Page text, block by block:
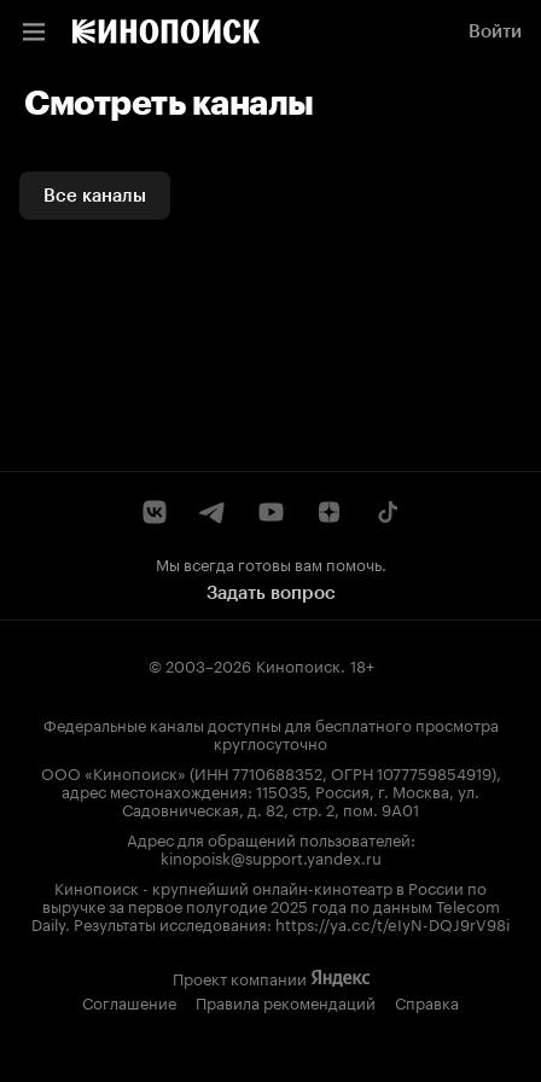
Войти
Смотреть каналы
Все каналы
Мы всегда готовы вам помочь.
Задать вопрос
© 2003–2026 Кинопоиск. 18+
Федеральные каналы доступны для бесплатного просмотра
круглосуточно
ООО «Кинопоиск» (ИНН 7710688352, ОГРН 1077759854919),
адрес местонахождения: 115035, Россия, г. Москва, ул.
Садовническая, д. 82, стр. 2, пом. 9А01
Адрес для обращений пользователей:
kinopoisk@support.yandex.ru
Кинопоиск - крупнейший онлайн-кинотеатр в России по
выручке за первое полугодие 2025 года по данным Telecom
Daily. Результаты исследования: https://ya.cc/t/eIyN-DQJ9rV98i
Проект компании
Соглашение
Правила рекомендаций Справка